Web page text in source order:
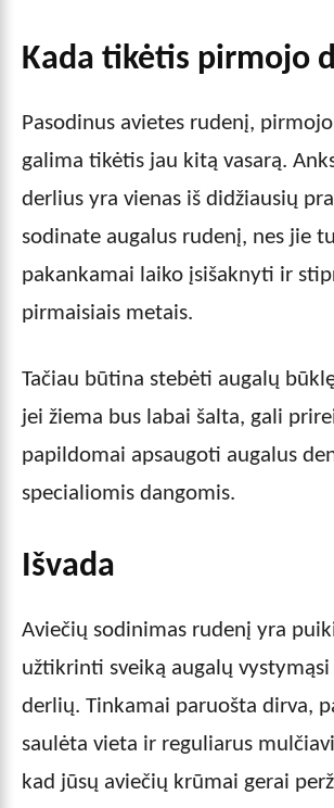
Kada tikėtis pirmojo
Pasodinus avietes rudenį,
galima tikėtis jau kitą vasarą.
derlius yra vienas iš didžiausių
sodinate augalus rudenį, nes jie
pakankamai laiko įsišaknyti ir
pirmaisiais metais.
Tačiau būtina stebėti augalų
jei žiema bus labai šalta, gali
papildomai apsaugoti augalus
specialiomis dangomis.
Išvada
Aviečių sodinimas rudenį yra
užtikrinti sveiką augalų
derlių. Tinkamai paruošta dirva,
saulėta vieta ir reguliarus
kad jūsų aviečių krūmai gerai